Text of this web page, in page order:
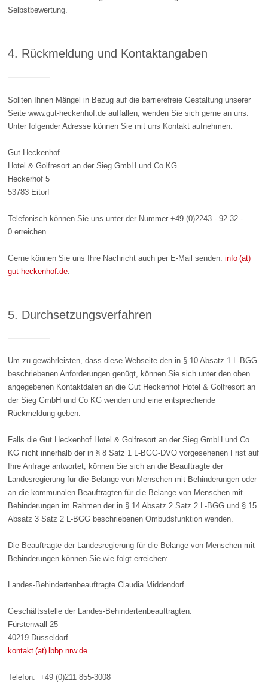
Selbstbewertung.
4. Rückmeldung und Kontaktangaben
Sollten Ihnen Mängel in Bezug auf die barrierefreie Gestaltung unserer
Seite www.gut-heckenhof.de auffallen, wenden Sie sich gerne an uns.
Unter folgender Adresse können Sie mit uns Kontakt aufnehmen:
Gut Heckenhof
Hotel & Golfresort an der Sieg GmbH und Co KG
Heckerhof 5
53783 Eitorf
Telefonisch können Sie uns unter der Nummer+49 (0)2243 - 92 32 -
0 erreichen.
Gerne können Sie uns Ihre Nachricht auch per E-Mail senden:info (at)
gut-heckenhof.de
5. Durchsetzungsverfahren
Um zu gewährleisten, dass diese Webseite den in § 10 Absatz 1 L-BGG
beschriebenen Anforderungen genügt, können Sie sich unter den oben
angegebenen Kontaktdaten an die Gut Heckenhof Hotel & Golfresort an
der Sieg GmbH und Co KG wenden und eine entsprechende
Rückmeldung geben.
Falls die Gut Heckenhof Hotel & Golfresort an der Sieg GmbH und Co
KG nicht innerhalb der in § 8 Satz 1 L-BGG-DVO vorgesehenen Frist auf
Ihre Anfrage antwortet, können Sie sich an die Beauftragte der
Landesregierung für die Belange von Menschen mit Behinderungen oder
an die kommunalen Beauftragten für die Belange von Menschen mit
Behinderungen im Rahmen der in § 14 Absatz 2 Satz 2 L-BGG und § 15
Absatz 3 Satz 2 L-BGG beschriebenen Ombudsfunktion wenden.
Die Beauftragte der Landesregierung für die Belange von Menschen mit
Behinderungen können Sie wie folgt erreichen:
Landes-Behindertenbeauftragte Claudia Middendorf
Geschäftsstelle der Landes-Behindertenbeauftragten:
Fürstenwall 25
40219 Düsseldorf
kontakt (at) lbbp.nrw.de
Telefon:+49 (0)211 855-3008